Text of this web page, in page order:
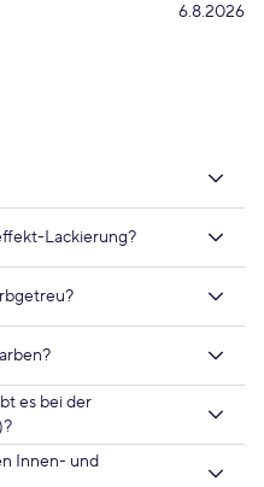
6.8.2026
Lackierung?
es bei der
Innen- und